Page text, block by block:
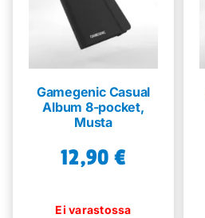
Gamegenic Casual
Album 8-pocket,
Musta
12,90 €